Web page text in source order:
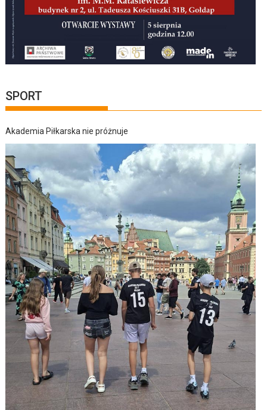
SPORT
Akademia Piłkarska nie próżnuje